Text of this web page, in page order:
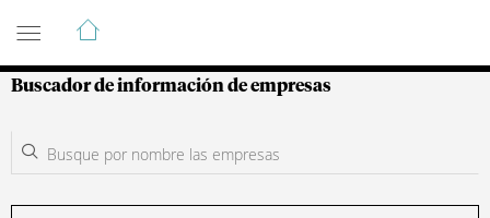
Guía de Empresas Colombianas
Buscador de información de empresas